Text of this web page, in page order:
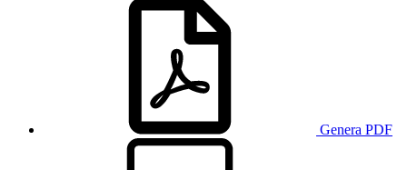
Genera PDF